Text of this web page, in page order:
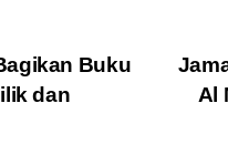
Al
Buku
dan